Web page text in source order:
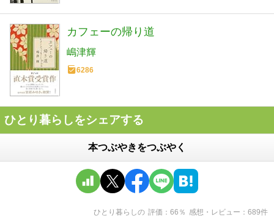
カフェーの帰り道
嶋津輝
6286
ひとり暮らしをシェアする
本つぶやきをつぶやく
ひとり暮らしの 評価 66 ％ 感想・レビュー 689件